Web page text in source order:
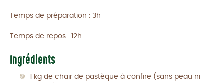
Temps de préparation : 3h
Temps de repos : 12h
Ingrédients
1 kg de chair de pastèque à confire (sans peau ni